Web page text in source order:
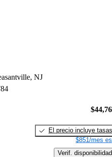
NJ
El precio incluye tasas
$851/mes
Verif. disponibilidad